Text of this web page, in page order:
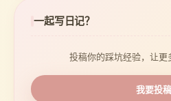
一起写日记？
投稿你的踩坑经验，让更
我要投稿